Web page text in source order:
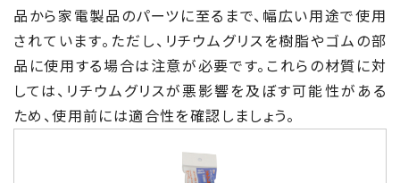
品から家電製品のパーツに至るまで、幅広い用途で使用
されています。ただし、リチウムグリスを樹脂やゴムの部
品に使用する場合は注意が必要です。これらの材質に対
しては、リチウムグリスが悪影響を及ぼす可能性がある
ため、使用前には適合性を確認しましょう。